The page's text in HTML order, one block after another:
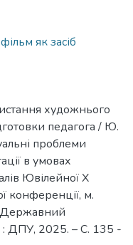
як засіб
художнього
педагога / Ю.
проблеми
в умовах
Ювілейної Х
конференції, м.
Державний
: ДПУ, 2025. – С. 135 -